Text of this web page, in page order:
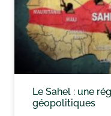
Le Sahel : une
géopolitiques